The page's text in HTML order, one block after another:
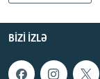
BIZI IZLƏ